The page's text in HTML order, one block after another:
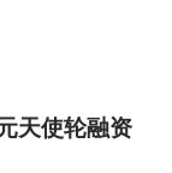
天使轮融资